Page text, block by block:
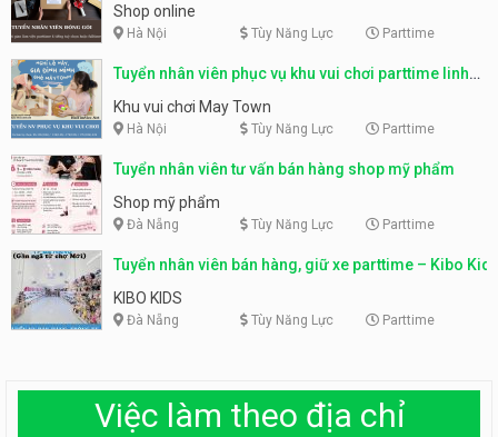
Shop online
Hà Nội Tùy Năng Lực Parttime
Tuyển nhân viên phục vụ khu vui chơi parttime linh
động
Khu vui chơi May Town
Hà Nội Tùy Năng Lực Parttime
Tuyển nhân viên tư vấn bán hàng shop mỹ phẩm
Shop mỹ phẩm
Đà Nẵng Tùy Năng Lực Parttime
Tuyển nhân viên bán hàng, giữ xe parttime – Kibo Kid
KIBO KIDS
Đà Nẵng Tùy Năng Lực Parttime
Việc làm theo địa chỉ